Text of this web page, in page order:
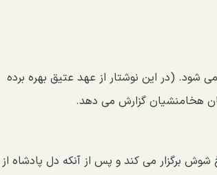
شود. (در این نوشتار از عهد عتیق بهره برده
هخامنشیان گزارش می دهد.
برگزار می کند و پس از آنکه دل پادشاه از